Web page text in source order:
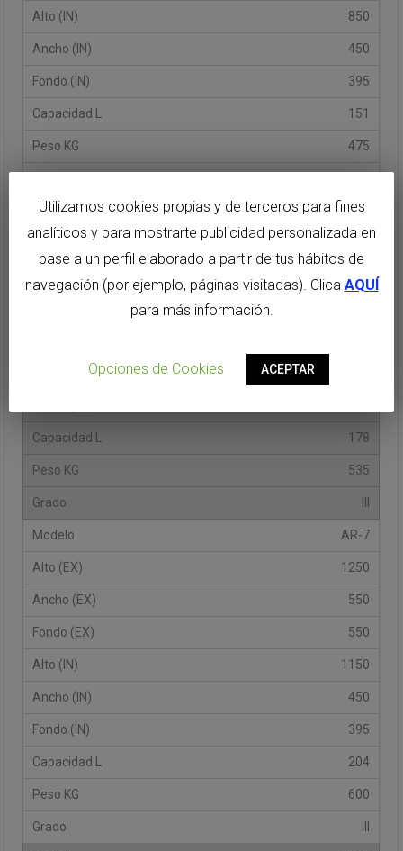
850
450
395
151
475
AR-6
550
178
535
AR-7
1250
550
550
1150
450
395
204
600
Utilizamos cookies propias y de terceros para fines
analíticos y para mostrarte publicidad personalizada en
base a un perfil elaborado a partir de tus hábitos de
navegación (por ejemplo, páginas visitadas). Clica AQUÍ
para más información.
Opciones de Cookies ACEPTAR